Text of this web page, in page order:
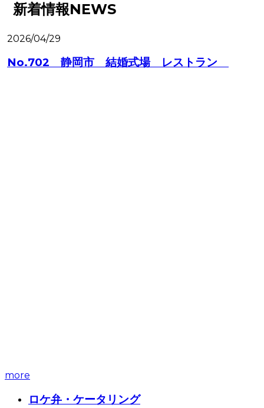
新着情報NEWS
2026/04/29
No.702 静岡市 結婚式場 レストラン
more
ロケ弁・ケータリング